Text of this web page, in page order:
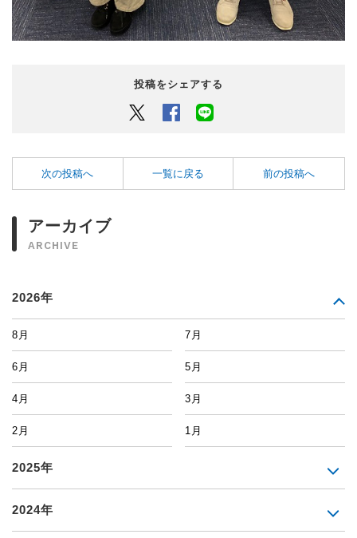
投稿をシェアする
Twitter Facebook
次の投稿へ 一覧に戻る 前の投稿へ
アーカイブ
ARCHIVE
2026年
8月 7月
6月 5月
4月 3月
2月 1月
2025年
2024年